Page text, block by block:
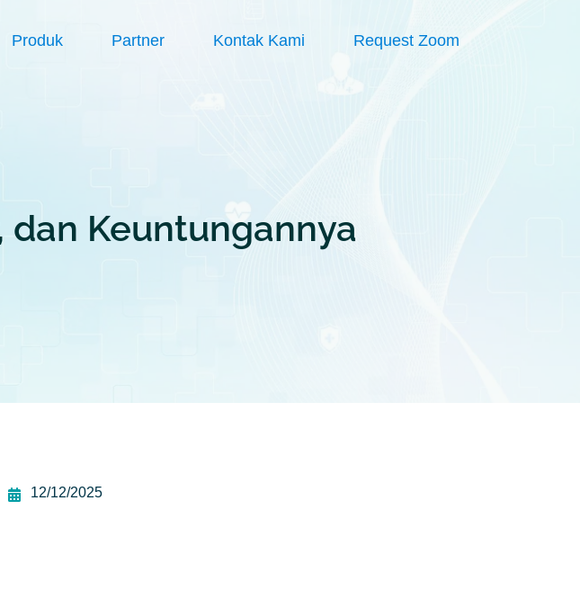
Produk Partner Kontak Kami Request Zoom
dan Keuntungannya
12/12/2025